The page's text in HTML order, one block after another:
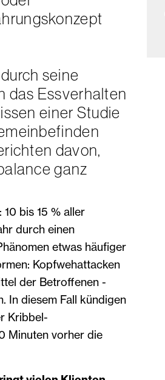
seine
das Essverhalten
einer Studie
davon,
ganz
bis 15 % aller
durch einen
etwas häufiger
Kopfwehattacken
der Betroffenen -
In diesem Fall kündigen
Kribbel-
Minuten vorher die